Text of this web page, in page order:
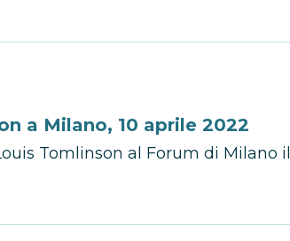
a Milano, 10 aprile 2022
Tomlinson al Forum di Milano il